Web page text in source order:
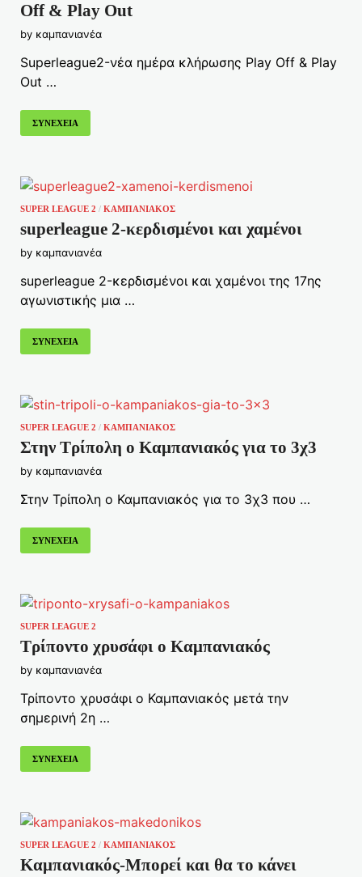
Off & Play Out
by καμπανιανέα
Superleague2-νέα ημέρα κλήρωσης Play Off & Play
Out …
ΣΥΝΕΧΕΙΑ
SUPER LEAGUE 2 / ΚΑΜΠΑΝΙΑΚΟΣ
superleague 2-κερδισμένοι και χαμένοι
by καμπανιανέα
superleague 2-κερδισμένοι και χαμένοι της 17ης
αγωνιστικής μια …
ΣΥΝΕΧΕΙΑ
SUPER LEAGUE 2 / ΚΑΜΠΑΝΙΑΚΟΣ
Στην Τρίπολη ο Καμπανιακός για το 3χ3
by καμπανιανέα
Στην Τρίπολη ο Καμπανιακός για το 3χ3 που …
ΣΥΝΕΧΕΙΑ
SUPER LEAGUE 2
Τρίποντο χρυσάφι ο Καμπανιακός
by καμπανιανέα
Τρίποντο χρυσάφι ο Καμπανιακός μετά την
σημερινή 2η …
ΣΥΝΕΧΕΙΑ
SUPER LEAGUE 2 / ΚΑΜΠΑΝΙΑΚΟΣ
Καμπανιακός-Μπορεί και θα το κάνει